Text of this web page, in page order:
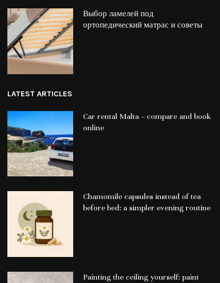
Выбор ламелей под
ортопедический матрас и советы
LATEST ARTICLES
Car rental Malta – compare and book
online
Chamomile capsules instead of tea
before bed: a simpler evening routine
Painting the ceiling yourself: paint